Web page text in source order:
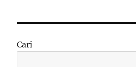
Cari